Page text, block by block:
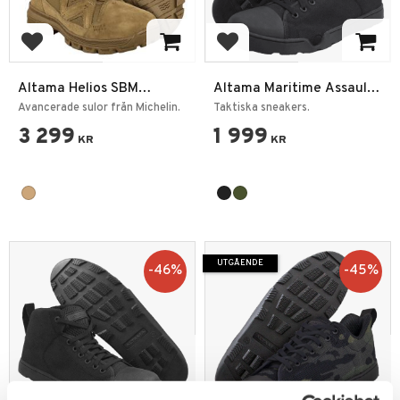
Lägg till i favoriter
Altama Helios SBM
Sommarkängor - Pipfria
Avancerade sulor från Michelin.
3 299 KR
Lägg till i favoriter
Altama Maritime Assault
Low
Taktiska sneakers.
1 999 KR
46% 45%
UTGÅENDE